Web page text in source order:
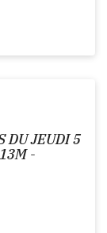
DU JEUDI 5
-